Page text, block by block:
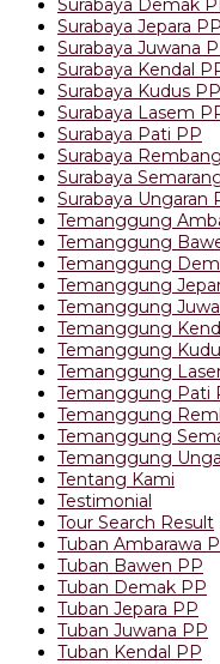
Surabaya Demak
Surabaya Jepara PP
Surabaya Juwana
Surabaya Kendal
Surabaya Kudus PP
Surabaya Lasem
Surabaya Pati PP
Surabaya
Surabaya
Surabaya Ungaran
Temanggung
Temanggung
Temanggung
Temanggung
Temanggung
Temanggung
Temanggung
Temanggung
Temanggung Pati
Temanggung
Temanggung
Temanggung
Tentang Kami
Testimonial
Tour Search Result
Tuban Ambarawa
Tuban Bawen PP
Tuban Demak PP
Tuban Jepara PP
Tuban Juwana PP
Tuban Kendal PP